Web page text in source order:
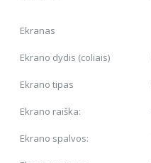
Ekranas
Ekrano dydis (coliais)
Ekrano tipas
Ekrano raiška:
Ekrano spalvos: